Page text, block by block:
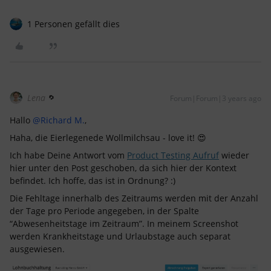
1 Personen gefällt dies
Lena Forum|Forum|3 years ago
Hallo @Richard M.,
Haha, die Eierlegenede Wollmilchsau - love it! 😍
Ich habe Deine Antwort vom Product Testing Aufruf wieder
hier unter den Post geschoben, da sich hier der Kontext
befindet. Ich hoffe, das ist in Ordnung? :)
Die Fehltage innerhalb des Zeitraums werden mit der Anzahl
der Tage pro Periode angegeben, in der Spalte
“Abwesenheitstage im Zeitraum”. In meinem Screenshot
werden Krankheitstage und Urlaubstage auch separat
ausgewiesen.